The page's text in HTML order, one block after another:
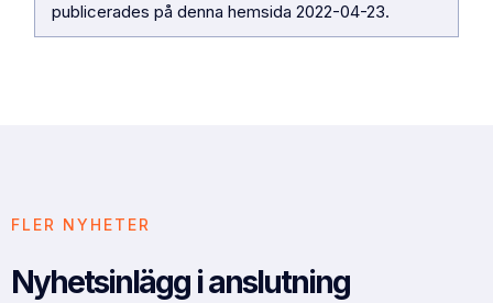
publicerades på denna hemsida2022-04-23.
FLER NYHETER
Nyhetsinlägg i anslutning